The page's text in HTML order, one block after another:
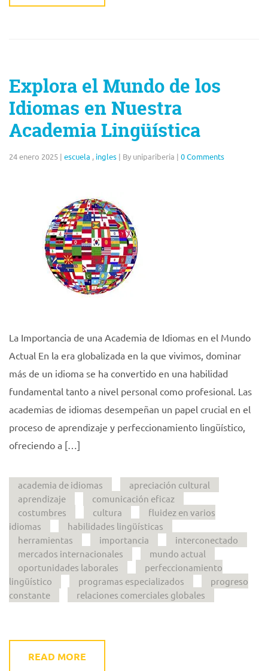
Explora el Mundo de los
Idiomas en Nuestra
Academia Lingüística
24 enero 2025 | escuela , ingles | By unipariberia | 0 Comments
La Importancia de una Academia de Idiomas en el Mundo
Actual En la era globalizada en la que vivimos, dominar
más de un idioma se ha convertido en una habilidad
fundamental tanto a nivel personal como profesional. Las
academias de idiomas desempeñan un papel crucial en el
proceso de aprendizaje y perfeccionamiento lingüístico,
ofreciendo a […]
academia de idiomas
apreciación cultural
aprendizaje
comunicación eficaz
costumbres
cultura
fluidez en varios
idiomas
habilidades lingüísticas
herramientas
importancia
interconectado
mercados internacionales
mundo actual
oportunidades laborales
perfeccionamiento
lingüístico
programas especializados
progreso
constante
relaciones comerciales globales
READ MORE